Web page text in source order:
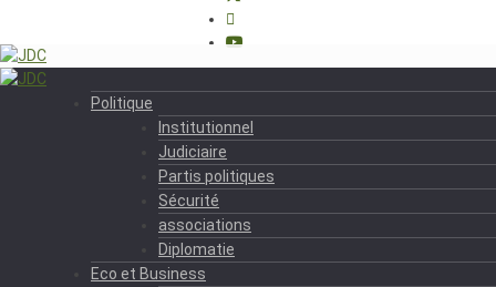
Politique
Institutionnel
Judiciaire
Partis politiques
Sécurité
associations
Diplomatie
Eco et Business